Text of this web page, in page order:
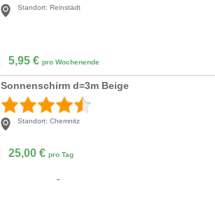
Standort: Reinstädt
5,95 € pro Wochenende
Sonnenschirm d=3m Beige
Standort: Chemnitz
25,00 € pro Tag